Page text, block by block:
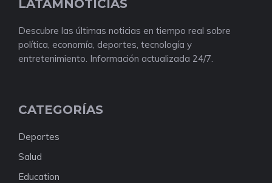
LATAMNOTICIAS
Descubre las últimas noticias en tiempo real sobre
política, economía, deportes, tecnología y
entretenimiento. Información actualizada 24/7.
CATEGORÍAS
Deportes
Salud
Education